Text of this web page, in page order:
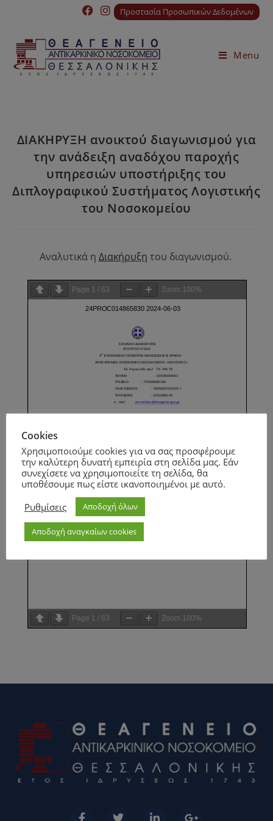
Προστασία Προσωπικών Δεδομένων
Menu
ΔΙΑΚΗΡΥΞΗ ανοικτού διαγωνισμού για
την ανάδειξη αναδόχου παροχής
υπηρεσιών υποστήριξης του
Διπλογραφικού Συστήματος Λογιστικής
του Νοσοκομείου
Αναλυτικά η Διακήρυξη του διαγωνισμού.
Page 1 / 63 Zoom 100%
Page 1 / 63 Zoom 100%
Cookies
Χρησιμοποιούμε cookies για να σας προσφέρουμε
την καλύτερη δυνατή εμπειρία στη σελίδα μας. Εάν
συνεχίσετε να χρησιμοποιείτε τη σελίδα, θα
υποθέσουμε πως είστε ικανοποιημένοι με αυτό.
Ρυθμίσεις
Αποδοχή όλων
Αποδοχή αναγκαίων cookies